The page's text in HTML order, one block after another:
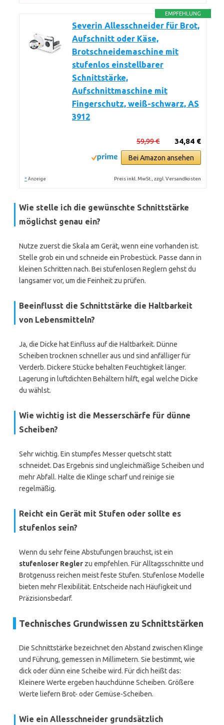
EMPFEHLUNG
Severin Allesschneider für Brot,
Aufschnitt oder Käse,
Brotschneidemaschine mit
stufenlos einstellbarer
Schnittstärke,
Aufschnittmaschine mit
Fingerschutz, weiß-schwarz, AS
3912
34,84 €
59,99 €
Bei Amazon ansehen
* Anzeige Preis inkl. MwSt., zzgl. Versandkosten
Wie stelle ich die gewünschte Schnittstärke
möglichst genau ein?
Nutze zuerst die Skala am Gerät, wenn eine vorhanden ist.
Stelle grob ein und schneide ein Probestück. Passe dann in
kleinen Schritten nach. Bei stufenlosen Reglern gehst du
langsamer vor, um die Feinheit zu prüfen.
Beeinflusst die Schnittstärke die Haltbarkeit
von Lebensmitteln?
Ja, die Dicke hat Einfluss auf die Haltbarkeit. Dünne
Scheiben trocknen schneller aus und sind anfälliger für
Verderb. Dickere Stücke behalten Feuchtigkeit länger.
Lagerung in luftdichten Behältern hilft, egal welche Dicke
du wählst.
Wie wichtig ist die Messerschärfe für dünne
Scheiben?
Sehr wichtig. Ein stumpfes Messer quetscht statt
schneidet. Das Ergebnis sind ungleichmäßige Scheiben und
mehr Abfall. Halte die Klinge scharf und reinige sie
regelmäßig.
Reicht ein Gerät mit Stufen oder sollte es
stufenlos sein?
Wenn du sehr feine Abstufungen brauchst, ist ein
stufenloser Regler zu empfehlen. Für Alltagsschnitte und
Brotgenuss reichen meist feste Stufen. Stufenlose Modelle
bieten mehr Flexibilität. Entscheide nach Häufigkeit und
Präzisionsbedarf.
Technisches Grundwissen zu Schnittstärken
Die Schnittstärke bezeichnet den Abstand zwischen Klinge
und Führung, gemessen in Millimetern. Sie bestimmt, wie
dick oder dünn eine Scheibe wird. Für dich heißt das:
Kleinere Werte ergeben hauchdünne Scheiben. Größere
Werte liefern Brot- oder Gemüse-Scheiben.
Wie ein Allesschneider grundsätzlich